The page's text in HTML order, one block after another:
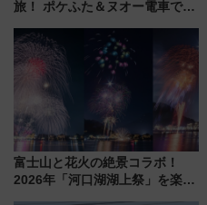
旅！ ポケふた＆ヌオー電車で楽
路の絶景と絶品グルメを満喫！
（7月18日スタート）
富士山と花火の絶景コラボ！
2026年「河口湖湖上祭」を楽し